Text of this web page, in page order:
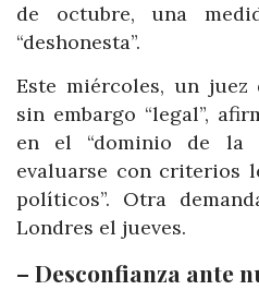
de octubre, una
“deshonesta”.
Este miércoles, un juez
sin embargo “legal”,
en el “dominio de la
evaluarse con criterios
políticos”. Otra
Londres el jueves.
– Desconfianza ante